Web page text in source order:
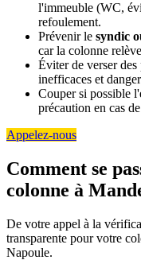
l'immeuble (WC,
refoulement.
Prévenir le syndic
car la colonne
Éviter de verser
inefficaces et
Couper si possible
précaution en cas
Appelez-nous
Comment se
colonne à
De votre appel à la
transparente pour votre
Napoule.